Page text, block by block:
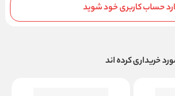
حساب کاربری خود شوید
خریداری کرده اند